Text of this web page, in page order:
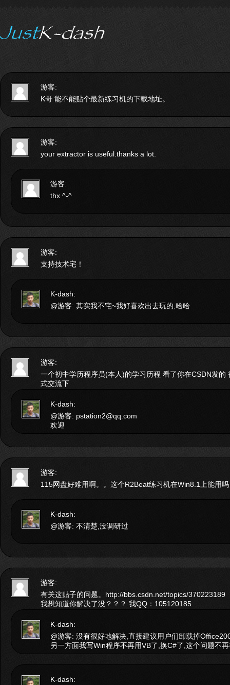
游客:
K哥 能不能贴个最新练习机的下载地址。
游客:
your extractor is useful.thanks a lot.
游客:
thx ^-^
游客:
支持技术宅！
K-dash:
@游客: 其实我不宅~我好喜欢出去玩的,哈哈
游客:
一个初中学历程序员(本人)的学习历程 看了你在CSDN发
式交流下
K-dash:
@游客: pstation2@qq.com
欢迎
游客:
115网盘好难用啊。。这个R2Beat练习机在Win8.1上能用
K-dash:
@游客: 不清楚,没调研过
游客:
有关这贴子的问题。http://bbs.csdn.net/topics/370223189
我想知道你解决了没？？？ 我QQ：105120185
K-dash:
@游客: 没有很好地解决,直接建议用户们卸载掉
另一方面我写Win程序不再用VB了,换C#了,这个问题不
K-dash: